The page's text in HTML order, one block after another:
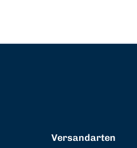
Versandarten